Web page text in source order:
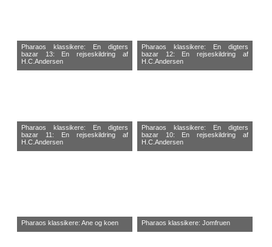
Pharaos klassikere: En digters
bazar 13: En rejseskildring af
H.C.Andersen
Pharaos klassikere: En digters
bazar 12: En rejseskildring af
H.C.Andersen
Pharaos klassikere: En digters
bazar 11: En rejseskildring af
H.C.Andersen
Pharaos klassikere: En digters
bazar 10: En rejseskildring af
H.C.Andersen
Pharaos klassikere: Ane og koen Pharaos klassikere: Jomfruen